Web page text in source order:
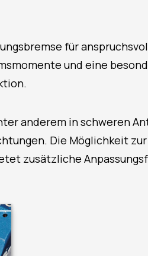
für
und eine
anderem in schweren
Die Möglichkeit
zusätzliche